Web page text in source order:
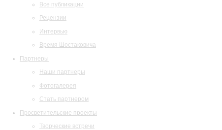
Все публикации
Рецензии
Интервью
Время Шостаковича
Партнеры
Наши партнеры
Фотогалерея
Стать партнером
Просветительские проекты
Творческие встречи